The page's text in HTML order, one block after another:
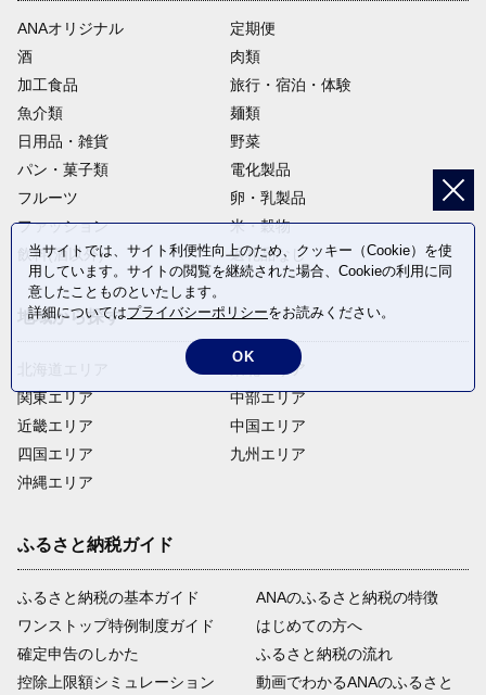
ANAオリジナル
定期便
酒
肉類
加工食品
旅行・宿泊・体験
魚介類
麺類
日用品・雑貨
野菜
パン・菓子類
電化製品
フルーツ
卵・乳製品
ファッション
米・穀物
飲料(酒以外)
返礼品なし
地域から探す
関東エリア
近畿エリア
四国エリア
沖縄エリア
東北エリア
中部エリア
中国エリア
九州エリア
ふるさと納税ガイド
ふるさと納税の基本ガイド
ワンストップ特例制度ガイド
確定申告のしかた
控除上限額シミュレーション
ANAのふるさと納税の特徴
はじめての方へ
ふるさと納税の流れ
動画でわかるANAのふるさと
当サイトでは、サイト利便性向上のため、クッキー（Cookie）を使
用しています。サイトの閲覧を継続された場合、Cookieの利用に同
意したことものといたします。
詳細についてはプライバシーポリシーをお読みください。
OK